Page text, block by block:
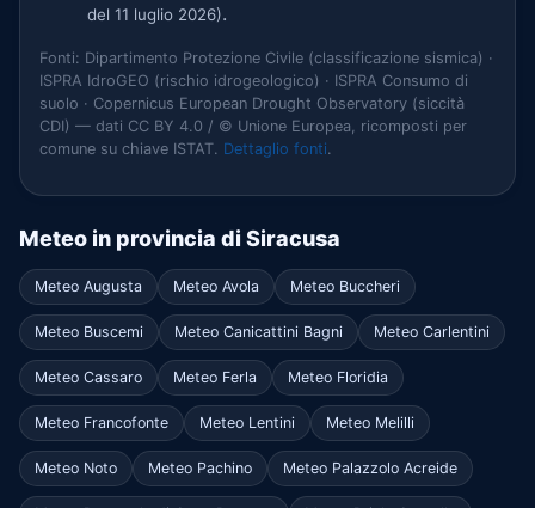
del 11 luglio 2026).
Fonti: Dipartimento Protezione Civile (classificazione sismica) ·
ISPRA IdroGEO (rischio idrogeologico) · ISPRA Consumo di
suolo · Copernicus European Drought Observatory (siccità
CDI) — dati CC BY 4.0 / © Unione Europea, ricomposti per
comune su chiave ISTAT. Dettaglio fonti.
Meteo in provincia di Siracusa
Meteo Augusta Meteo Avola Meteo Buccheri
Meteo Buscemi Meteo Canicattini Bagni Meteo Carlentini
Meteo Cassaro Meteo Ferla Meteo Floridia
Meteo Francofonte Meteo Lentini Meteo Melilli
Meteo Noto Meteo Pachino Meteo Palazzolo Acreide